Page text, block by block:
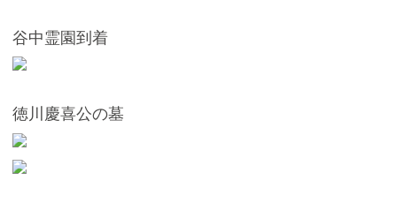
谷中霊園到着
徳川慶喜公の墓